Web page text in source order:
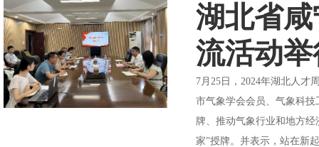
湖北省
流活动
7月25日，2024年湖北人才
市气象学会会员、气象科
牌、推动气象行业和地方
家”授牌。并表示，站在新